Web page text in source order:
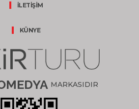
İLETİŞİM
KÜNYE
MARKASIDIR